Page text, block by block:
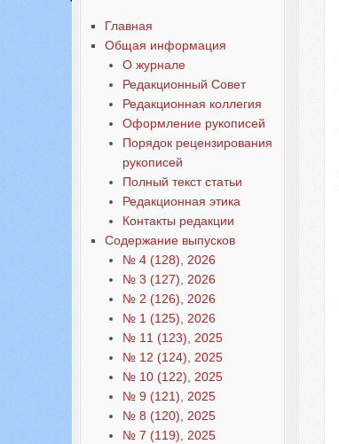
Главная
Общая информация
О журнале
Редакционный Совет
Редакционная коллегия
Оформление рукописей
Порядок рецензирования
рукописей
Полный текст статьи
Редакционная этика
Контакты редакции
Содержание выпусков
№ 4 (128), 2026
№ 3 (127), 2026
№ 2 (126), 2026
№ 1 (125), 2026
№ 11 (123), 2025
№ 12 (124), 2025
№ 10 (122), 2025
№ 9 (121), 2025
№ 8 (120), 2025
№ 7 (119), 2025